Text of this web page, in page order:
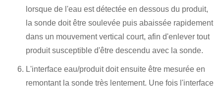
lorsque de l'eau est détectée en dessous du produit,
la sonde doit être soulevée puis abaissée rapidement
dans un mouvement vertical court, afin d'enlever tout
produit susceptible d'être descendu avec la sonde.
L'interface eau/produit doit ensuite être mesurée en
remontant la sonde très lentement. Une fois l'interface